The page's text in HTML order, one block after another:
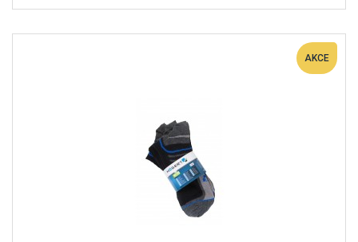
AKCE